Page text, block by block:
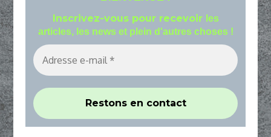
Inscrivez-vous pour recevoir les
articles, les news et plein d'autres choses !